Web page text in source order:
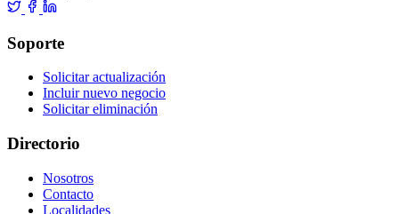
Soporte
Solicitar actualización
Incluir nuevo negocio
Solicitar eliminación
Directorio
Nosotros
Contacto
Localidades